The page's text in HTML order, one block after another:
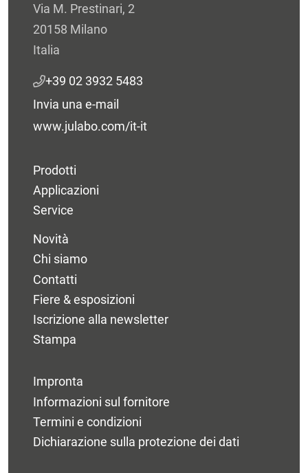
Via M. Prestinari, 2
20158 Milano
Italia
+39 02 3932 5483
Invia una e-mail
www.julabo.com/it-it
Prodotti
Applicazioni
Service
Novità
Chi siamo
Contatti
Fiere & esposizioni
Iscrizione alla newsletter
Stampa
Impronta
Informazioni sul fornitore
Termini e condizioni
Dichiarazione sulla protezione dei dati